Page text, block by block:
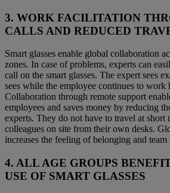
3. WORK FACILITATION
CALLS AND REDUCED
Smart glasses enable global collaboration
zones. In case of problems, experts can
call on the smart glasses. The expert sees
sees while the employee continues to work
Collaboration through remote support
employees and saves money by reducing
experts. They do not have to travel at short
colleagues on site from their own desks.
increases the feeling of belonging and team
4. ALL AGE GROUPS
USE OF SMART GLASSES